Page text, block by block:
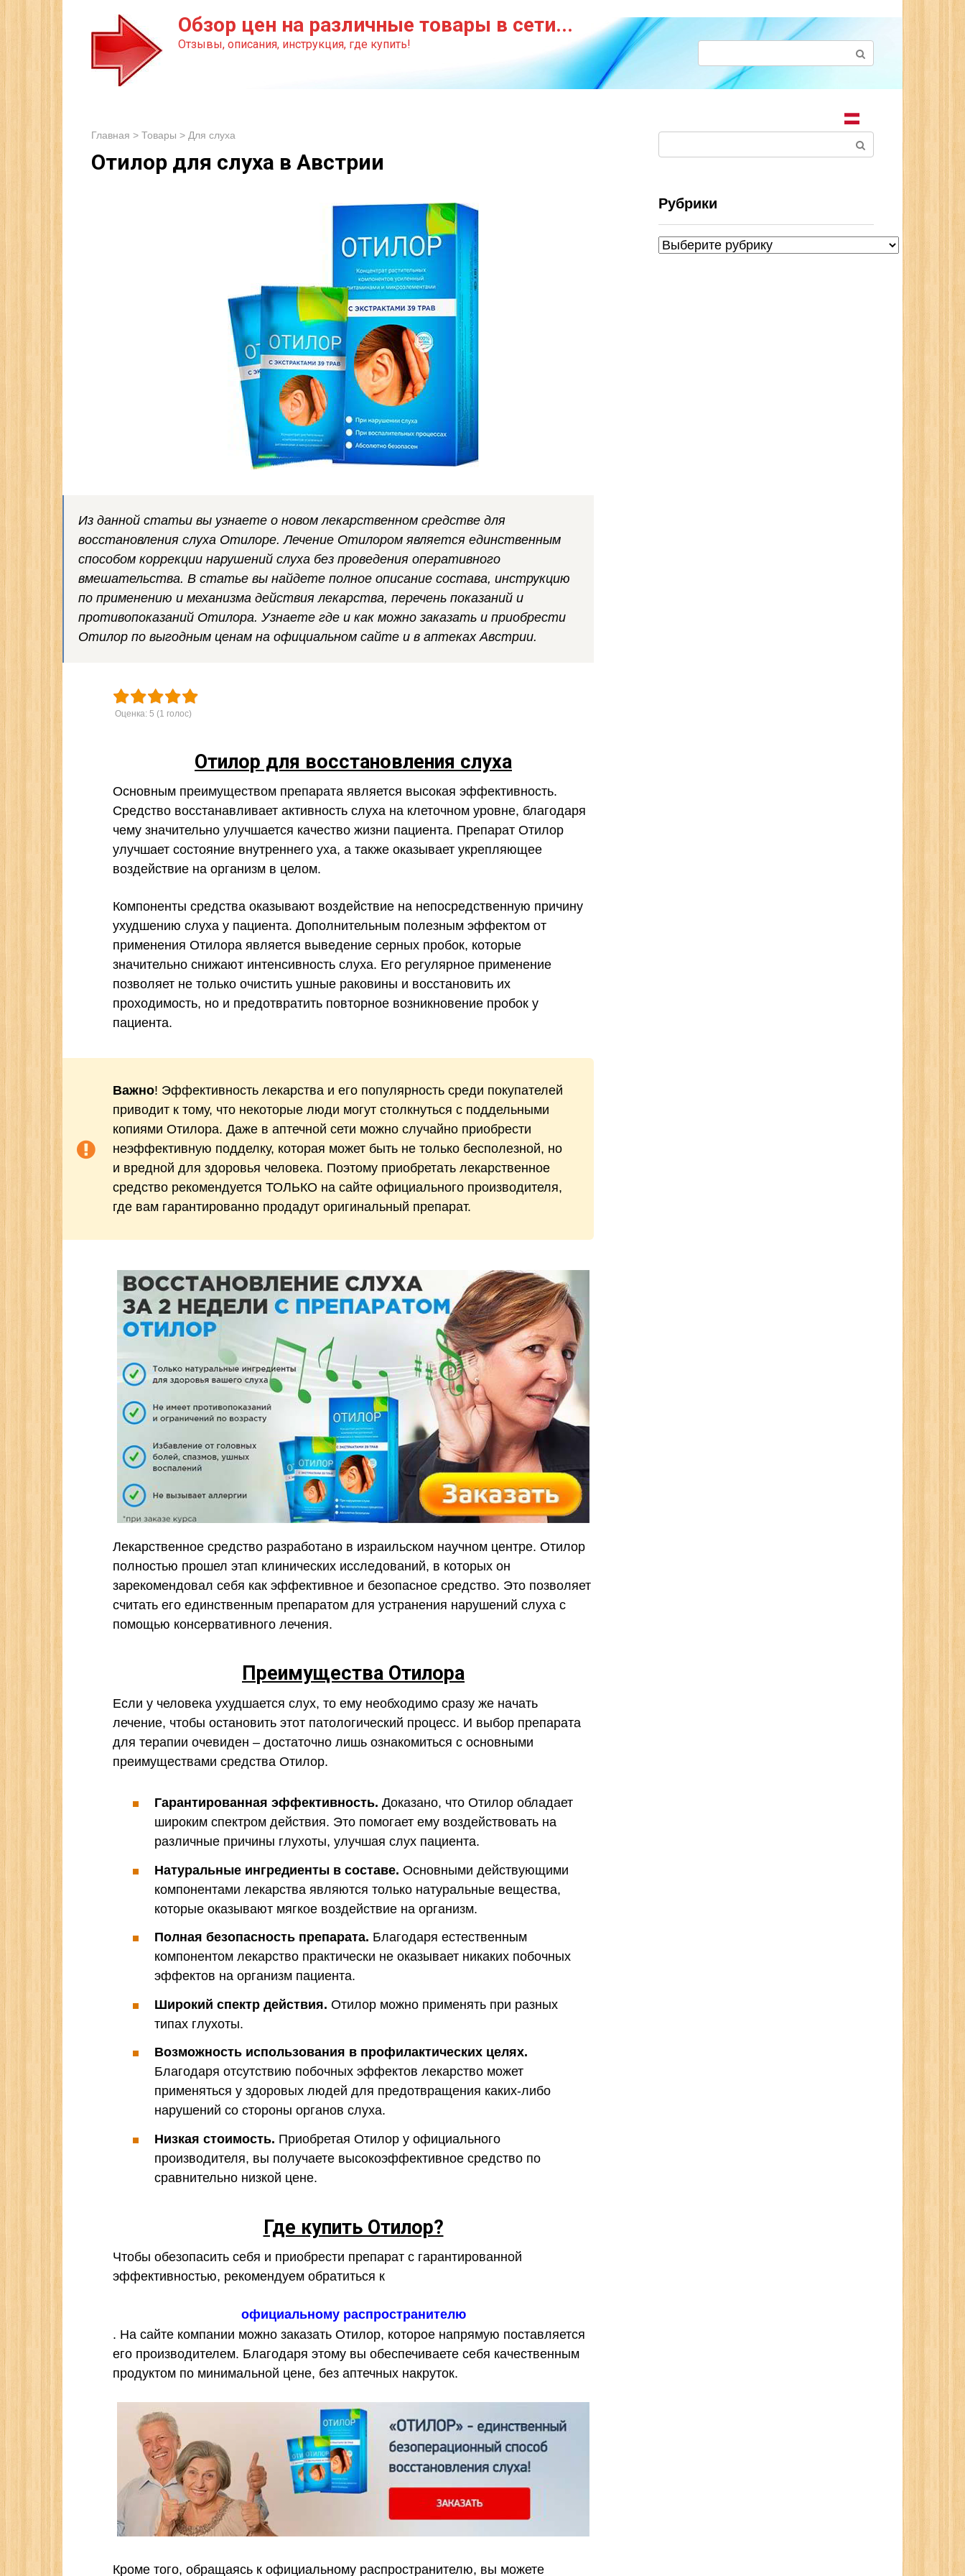
Обзор цен на различные товары в сети...
Отзывы, описания, инструкция, где купить!
Главная > Товары > Для слуха
Отилор для слуха в Австрии
Из данной статьи вы узнаете о новом лекарственном средстве для
восстановления слуха Отилоре. Лечение Отилором является единственным
способом коррекции нарушений слуха без проведения оперативного
вмешательства. В статье вы найдете полное описание состава, инструкцию
по применению и механизма действия лекарства, перечень показаний и
противопоказаний Отилора. Узнаете где и как можно заказать и приобрести
Отилор по выгодным ценам на официальном сайте и в аптеках Австрии.
Оценка: 5 (1 голос)
Отилор для восстановления слуха
Основным преимуществом препарата является высокая эффективность.
Средство восстанавливает активность слуха на клеточном уровне, благодаря
чему значительно улучшается качество жизни пациента. Препарат Отилор
улучшает состояние внутреннего уха, а также оказывает укрепляющее
воздействие на организм в целом.
Компоненты средства оказывают воздействие на непосредственную причину
ухудшению слуха у пациента. Дополнительным полезным эффектом от
применения Отилора является выведение серных пробок, которые
значительно снижают интенсивность слуха. Его регулярное применение
позволяет не только очистить ушные раковины и восстановить их
проходимость, но и предотвратить повторное возникновение пробок у
пациента.
Важно! Эффективность лекарства и его популярность среди покупателей
приводит к тому, что некоторые люди могут столкнуться с поддельными
копиями Отилора. Даже в аптечной сети можно случайно приобрести
неэффективную подделку, которая может быть не только бесполезной, но
и вредной для здоровья человека. Поэтому приобретать лекарственное
средство рекомендуется ТОЛЬКО на сайте официального производителя,
где вам гарантированно продадут оригинальный препарат.
Лекарственное средство разработано в израильском научном центре. Отилор
полностью прошел этап клинических исследований, в которых он
зарекомендовал себя как эффективное и безопасное средство. Это позволяет
считать его единственным препаратом для устранения нарушений слуха с
помощью консервативного лечения.
Преимущества Отилора
Если у человека ухудшается слух, то ему необходимо сразу же начать
лечение, чтобы остановить этот патологический процесс. И выбор препарата
для терапии очевиден – достаточно лишь ознакомиться с основными
преимуществами средства Отилор.
Гарантированная эффективность. Доказано, что Отилор обладает
широким спектром действия. Это помогает ему воздействовать на
различные причины глухоты, улучшая слух пациента.
Натуральные ингредиенты в составе. Основными действующими
компонентами лекарства являются только натуральные вещества,
которые оказывают мягкое воздействие на организм.
Полная безопасность препарата. Благодаря естественным
компонентом лекарство практически не оказывает никаких побочных
эффектов на организм пациента.
Широкий спектр действия. Отилор можно применять при разных
типах глухоты.
Возможность использования в профилактических целях.
Благодаря отсутствию побочных эффектов лекарство может
применяться у здоровых людей для предотвращения каких-либо
нарушений со стороны органов слуха.
Низкая стоимость. Приобретая Отилор у официального
производителя, вы получаете высокоэффективное средство по
сравнительно низкой цене.
Где купить Отилор?
Чтобы обезопасить себя и приобрести препарат с гарантированной
эффективностью, рекомендуем обратиться к
официальному распространителю
. На сайте компании можно заказать Отилор, которое напрямую поставляется
его производителем. Благодаря этому вы обеспечиваете себя качественным
продуктом по минимальной цене, без аптечных накруток.
Кроме того, обращаясь к официальному распространителю, вы можете
Рубрики
Рубрики